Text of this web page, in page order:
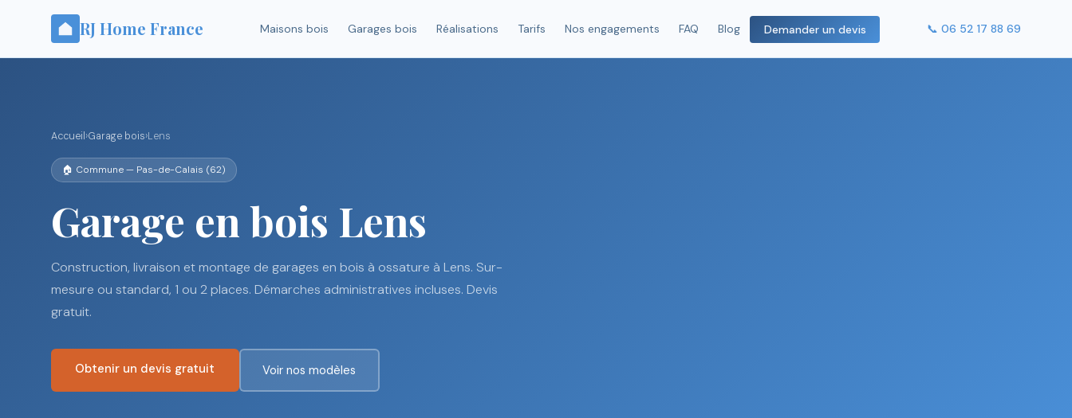
RJ Home France Maisons bois Garages bois Réalisations Tarifs Nos engagements FAQ Blog Demander un devis 📞 06 52 17 88 69
Accueil ›Garage bois›Lens
🏠 Commune — Pas-de-Calais (62)
Garage en bois Lens
Construction, livraison et montage de garages en bois à ossature à Lens. Sur-
mesure ou standard, 1 ou 2 places. Démarches administratives incluses. Devis
gratuit.
Obtenir un devis gratuit Voir nos modèles